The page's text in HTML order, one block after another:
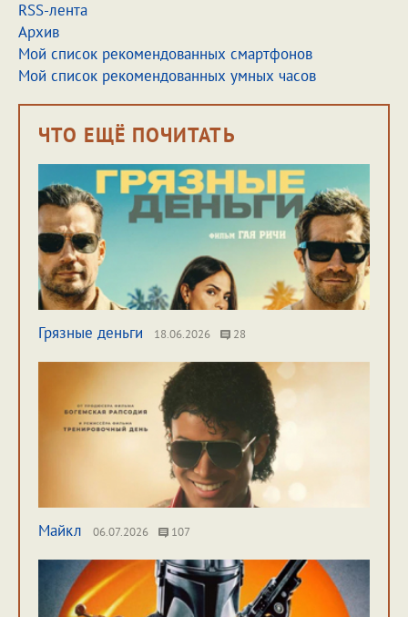
RSS-лента
Архив
Мой список рекомендованных смартфонов
Мой список рекомендованных умных часов
ЧТО ЕЩЁ ПОЧИТАТЬ
Грязные деньги 18.06.2026 28
Майкл 06.07.2026 107